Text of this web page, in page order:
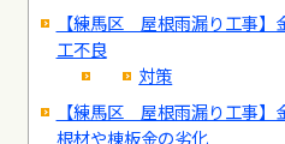
【練馬区 屋根雨漏り工事
工不良
対策
【練馬区 屋根雨漏り工事
根材や棟板金の劣化